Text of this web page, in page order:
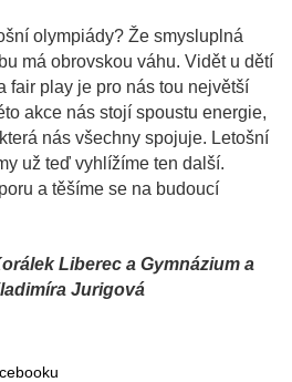
olympiády? Že smysluplná
má obrovskou váhu. Vidět u dětí
fair play je pro nás tou největší
akce nás stojí spoustu energie,
nás všechny spojuje. Letošní
už teď vyhlížíme ten další.
a těšíme se na budoucí
Liberec a Gymnázium a
Jurigová